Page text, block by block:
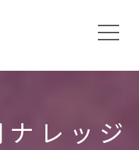
レッジ